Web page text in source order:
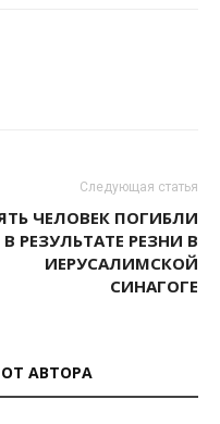
Следующая статья
ЧЕЛОВЕК ПОГИБЛИ
В РЕЗУЛЬТАТЕ РЕЗНИ В
ИЕРУСАЛИМСКОЙ
СИНАГОГЕ
АВТОРА